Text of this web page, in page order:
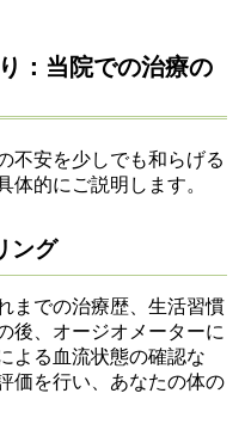
：当院での治療の
不安を少しでも和らげる
体的にご説明します。
ング
までの治療歴、生活習慣
後、オージオメーターに
よる血流状態の確認な
価を行い、あなたの体の